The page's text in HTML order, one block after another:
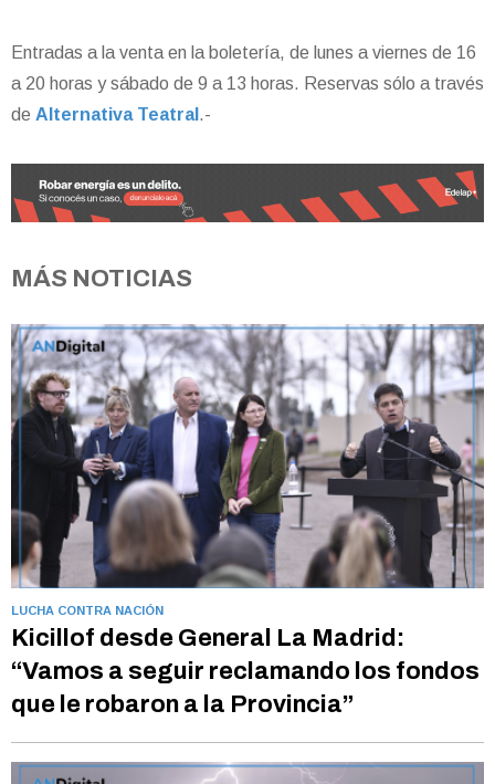
Entradas a la venta en la boletería, de lunes a viernes de 16
a 20 horas y sábado de 9 a 13 horas. Reservas sólo a través
de Alternativa Teatral .-
MÁS NOTICIAS
LUCHA CONTRA NACIÓN
Kicillof desde General La Madrid:
“Vamos a seguir reclamando los fondos
que le robaron a la Provincia”